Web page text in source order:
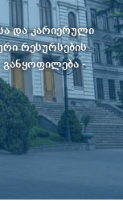
და კარიერული
რესურსების
განყოფილება -